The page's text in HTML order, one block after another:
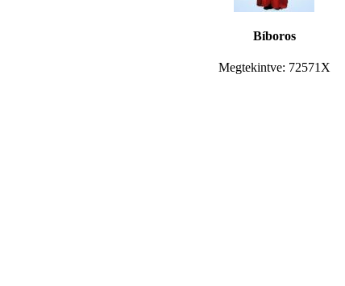
Bíboros
Megtekintve: 72571X